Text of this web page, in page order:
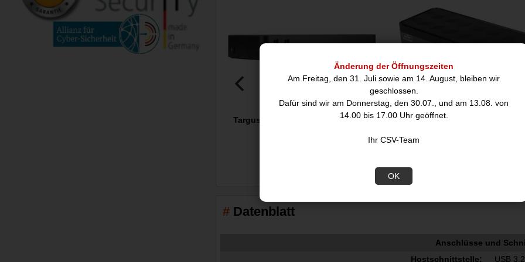
Änderung der Öffnungszeiten
Am Freitag, den 31. Juli sowie am 14. August, bleiben wir
geschlossen.
Dafür sind wir am Donnerstag, den 30.07., und am 13.08. von
14.00 bis 17.00 Uhr geöffnet.
Ihr CSV-Team
OK
Targus Multifunktions DisplayPort
Targus USB-C Universal
Datenblatt
Anschlüsse und
Hostschnittstelle:
USB